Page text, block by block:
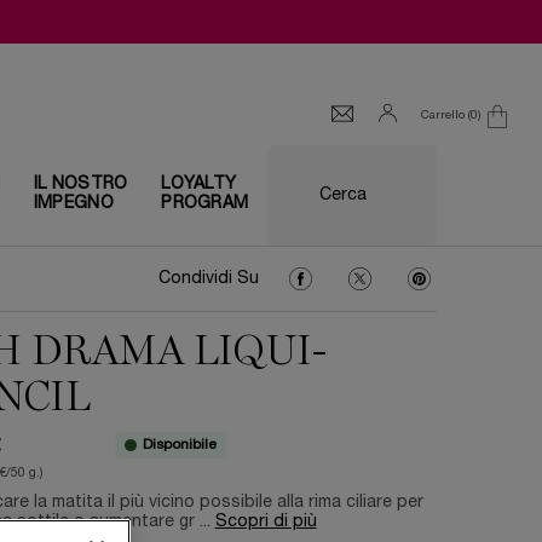
Carrello 0
0 prodotto
IL NOSTRO
IMPEGNO
LOYALTY
PROGRAM
Cerca
Condividi Su Condividi Su Facebook
Condividi Su Twitter
Condividi Su
DRAMA LIQUI-
50 g.)
Disponibile
la matita il più vicino possibile alla rima ciliare per
sottile o aumentare gr ... Scopri di più